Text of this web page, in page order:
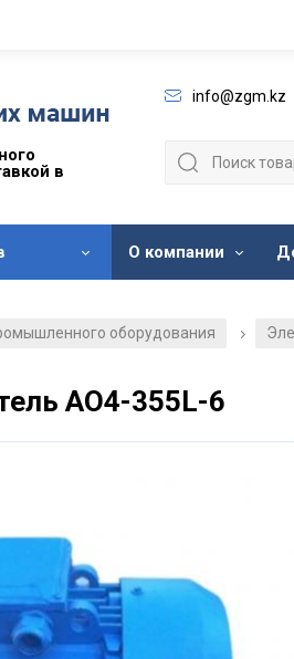
в
info@zgm.kz
О компании
оборудования /
АО4-355L-6